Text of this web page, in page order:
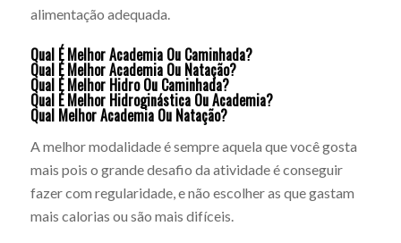
alimentação adequada.
Qual É Melhor Academia Ou Caminhada?
Qual É Melhor Academia Ou Natação?
Qual É Melhor Hidro Ou Caminhada?
Qual É Melhor Hidroginástica Ou Academia?
Qual Melhor Academia Ou Natação?
A melhor modalidade é sempre aquela que você gosta
mais pois o grande desafio da atividade é conseguir
fazer com regularidade, e não escolher as que gastam
mais calorias ou são mais difíceis.